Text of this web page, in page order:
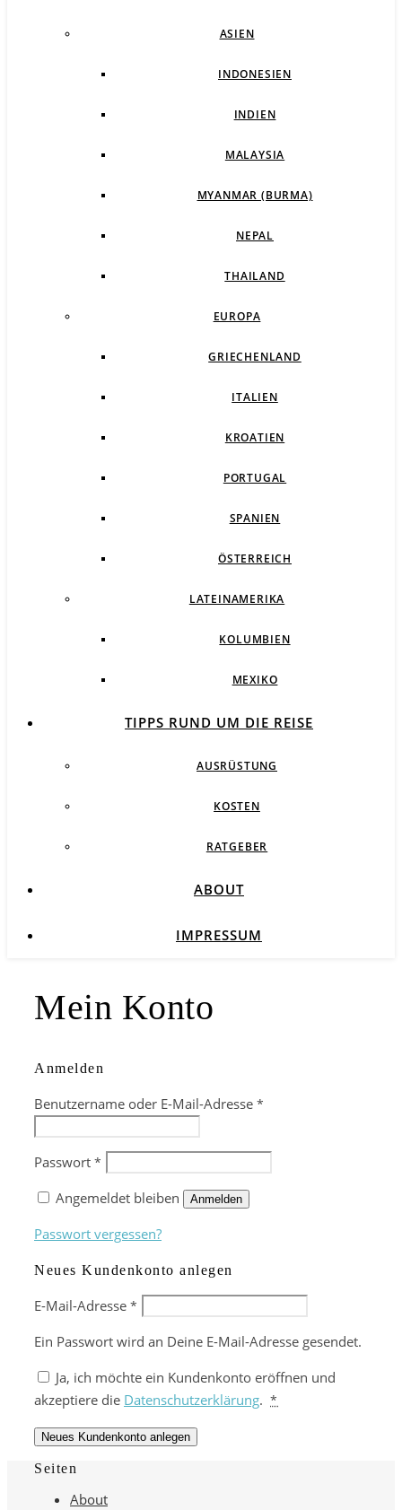
ASIEN
INDONESIEN
INDIEN
MALAYSIA
MYANMAR (BURMA)
NEPAL
THAILAND
EUROPA
GRIECHENLAND
ITALIEN
KROATIEN
PORTUGAL
SPANIEN
ÖSTERREICH
LATEINAMERIKA
KOLUMBIEN
MEXIKO
TIPPS RUND UM DIE REISE
AUSRÜSTUNG
KOSTEN
RATGEBER
ABOUT
IMPRESSUM
Mein Konto
Anmelden
Benutzername oder E-Mail-Adresse *
Passwort *
Angemeldet bleiben Anmelden
Passwort vergessen?
Neues Kundenkonto anlegen
E-Mail-Adresse *
Ein Passwort wird an Deine E-Mail-Adresse gesendet.
Ja, ich möchte ein Kundenkonto eröffnen und
akzeptiere die Datenschutzerklärung. *
Neues Kundenkonto anlegen
Seiten
About